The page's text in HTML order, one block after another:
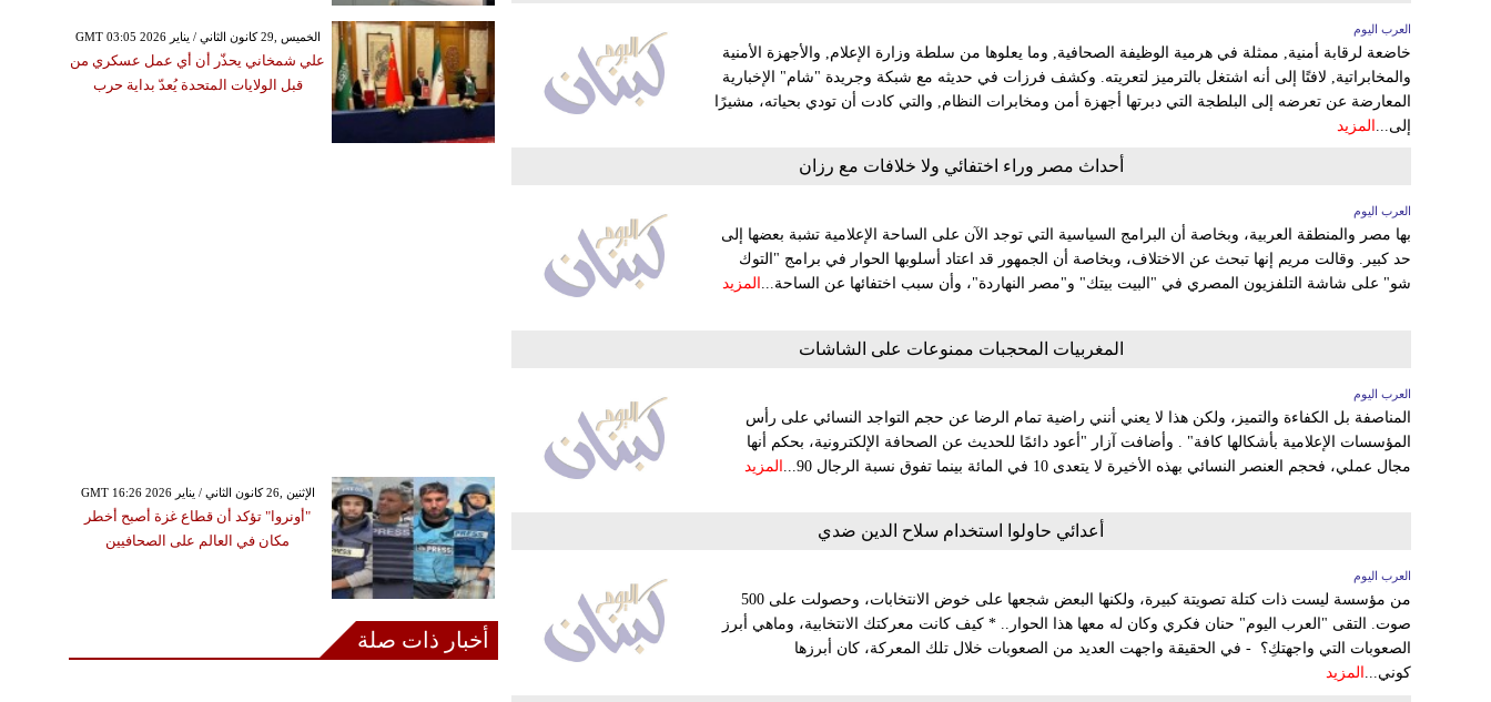
العرب اليوم
خاضعة لرقابة أمنية, ممثلة في هرمية الوظيفة الصحافية, وما يعلوها من سلطة وزارة الإعلام, والأجهزة الأمنية
والمخابراتية, لافتًا إلى أنه اشتغل بالترميز لتعريته. وكشف فرزات في حديثه مع شبكة وجريدة "شام" الإخبارية
المعارضة عن تعرضه إلى البلطجة التي دبرتها أجهزة أمن ومخابرات النظام, والتي كادت أن تودي بحياته، مشيرًا
إلى...
المزيد
أحداث مصر وراء اختفائي ولا خلافات مع رزان
العرب اليوم
بها مصر والمنطقة العربية، وبخاصة أن البرامج السياسية التي توجد الآن على الساحة الإعلامية تشبة بعضها إلى
حد كبير. وقالت مريم إنها تبحث عن الاختلاف، وبخاصة أن الجمهور قد اعتاد أسلوبها الحوار في برامج "التوك
شو" على شاشة التلفزيون المصري في "البيت بيتك" و"مصر النهاردة"، وأن سبب اختفائها عن الساحة... المزيد
المغربيات المحجبات ممنوعات على الشاشات
العرب اليوم
المناصفة بل الكفاءة والتميز، ولكن هذا لا يعني أنني راضية تمام الرضا عن حجم التواجد النسائي على رأس
المؤسسات الإعلامية بأشكالها كافة" . وأضافت آزار "أعود دائمًا للحديث عن الصحافة الإلكترونية، بحكم أنها
مجال عملي، فحجم العنصر النسائي بهذه الأخيرة لا يتعدى 10 في المائة بينما تفوق نسبة الرجال 90...
المزيد
أعدائي حاولوا استخدام سلاح الدين ضدي
العرب اليوم
من مؤسسة ليست ذات كتلة تصويتة كبيرة، ولكنها البعض شجعها على خوض الانتخابات، وحصولت على 500
صوت. التقى "العرب اليوم" حنان فكري وكان له معها هذا الحوار.. * كيف كانت معركتك الانتخابية، وماهي أبرز
الصعوبات التي واجهتكِ؟ - في الحقيقة واجهت العديد من الصعوبات خلال تلك المعركة، كان أبرزها
كوني... المزيد
GMT 03:05 2026 الخميس ,29 كانون الثاني / يناير
علي شمخاني يحذّر أن أي عمل عسكري من
قبل الولايات المتحدة يُعدّ بداية حرب
GMT 16:26 2026 الإثنين ,26 كانون الثاني / يناير
"أونروا" تؤكد أن قطاع غزة أصبح أخطر
مكان في العالم على الصحافيين
أخبار ذات صلة